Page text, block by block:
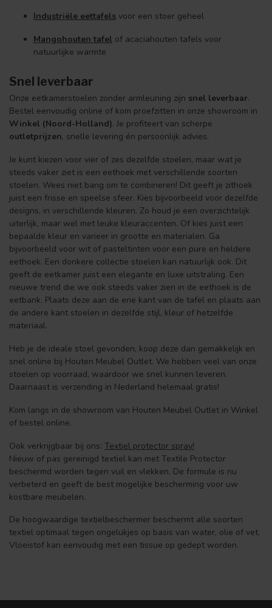
Industriële eettafels voor een stoer geheel
Mangohouten tafel of acaciahouten tafels voor
natuurlijke warmte
Snel leverbaar
Onze eetkamerstoelen zonder armleuning zijn snel leverbaar.
Bestel eenvoudig online of kom proefzitten in onze showroom in
Winkel (Noord-Holland). Je profiteert van scherpe
outletprijzen, snelle levering én persoonlijk advies.
Je kunt kiezen voor vier of zes dezelfde stoelen, maar wat je
steeds vaker ziet is een eethoek met verschillende soorten
stoelen. Wees niet bang om te combineren! Dit geeft je zithoek
juist een frisse en speelse sfeer. Kies bijvoorbeeld voor dezelfde
designs, in verschillende kleuren. Zo houd je een overzichtelijk
uiterlijk, maar wel met leuke kleuraccenten. Of kies juist een
bepaalde kleur en varieer in grootte en materialen. Ga
bijvoorbeeld voor wit of pasteltinten voor een pure en heldere
eethoek. Een donkere collectie stoelen kan natuurlijk ook. Dit
geeft de eetkamer juist een elegante en luxe uitstraling. Een
nieuwe trend die we ook steeds vaker zien in de eethoek is de
eetbank. Plaats deze aan de ene kant van de tafel en plaats aan
de andere kant stoelen in dezelfde stijl, kleur of hetzelfde
materiaal.
Heb je de ideale stoel gevonden, koop deze dan gemakkelijk en
snel online bij Houten Meubel Outlet. We hebben veel van onze
stoelen op voorraad, waardoor we snel kunnen leveren.
Daarnaast is verzending in Nederland helemaal gratis!
Kom langs in de showroom van Houten Meubel Outlet in Winkel
of bestel online.
Ook verkrijgbaar bij ons: Textiel protector spray!
Nieuw of pas gereinigd textiel kan met Textile Protector
beschermd worden tegen vuil en vlekken. De formule is nu
verbeterd en geeft de best mogelijke bescherming voor uw
kostbare meubelen.
De hoogwaardige textielbeschermer beschermt alle soorten
textiel optimaal tegen ongelukjes op basis van water, olie of vet.
Vloeistof kan eenvoudig met een tissue op gedept worden.